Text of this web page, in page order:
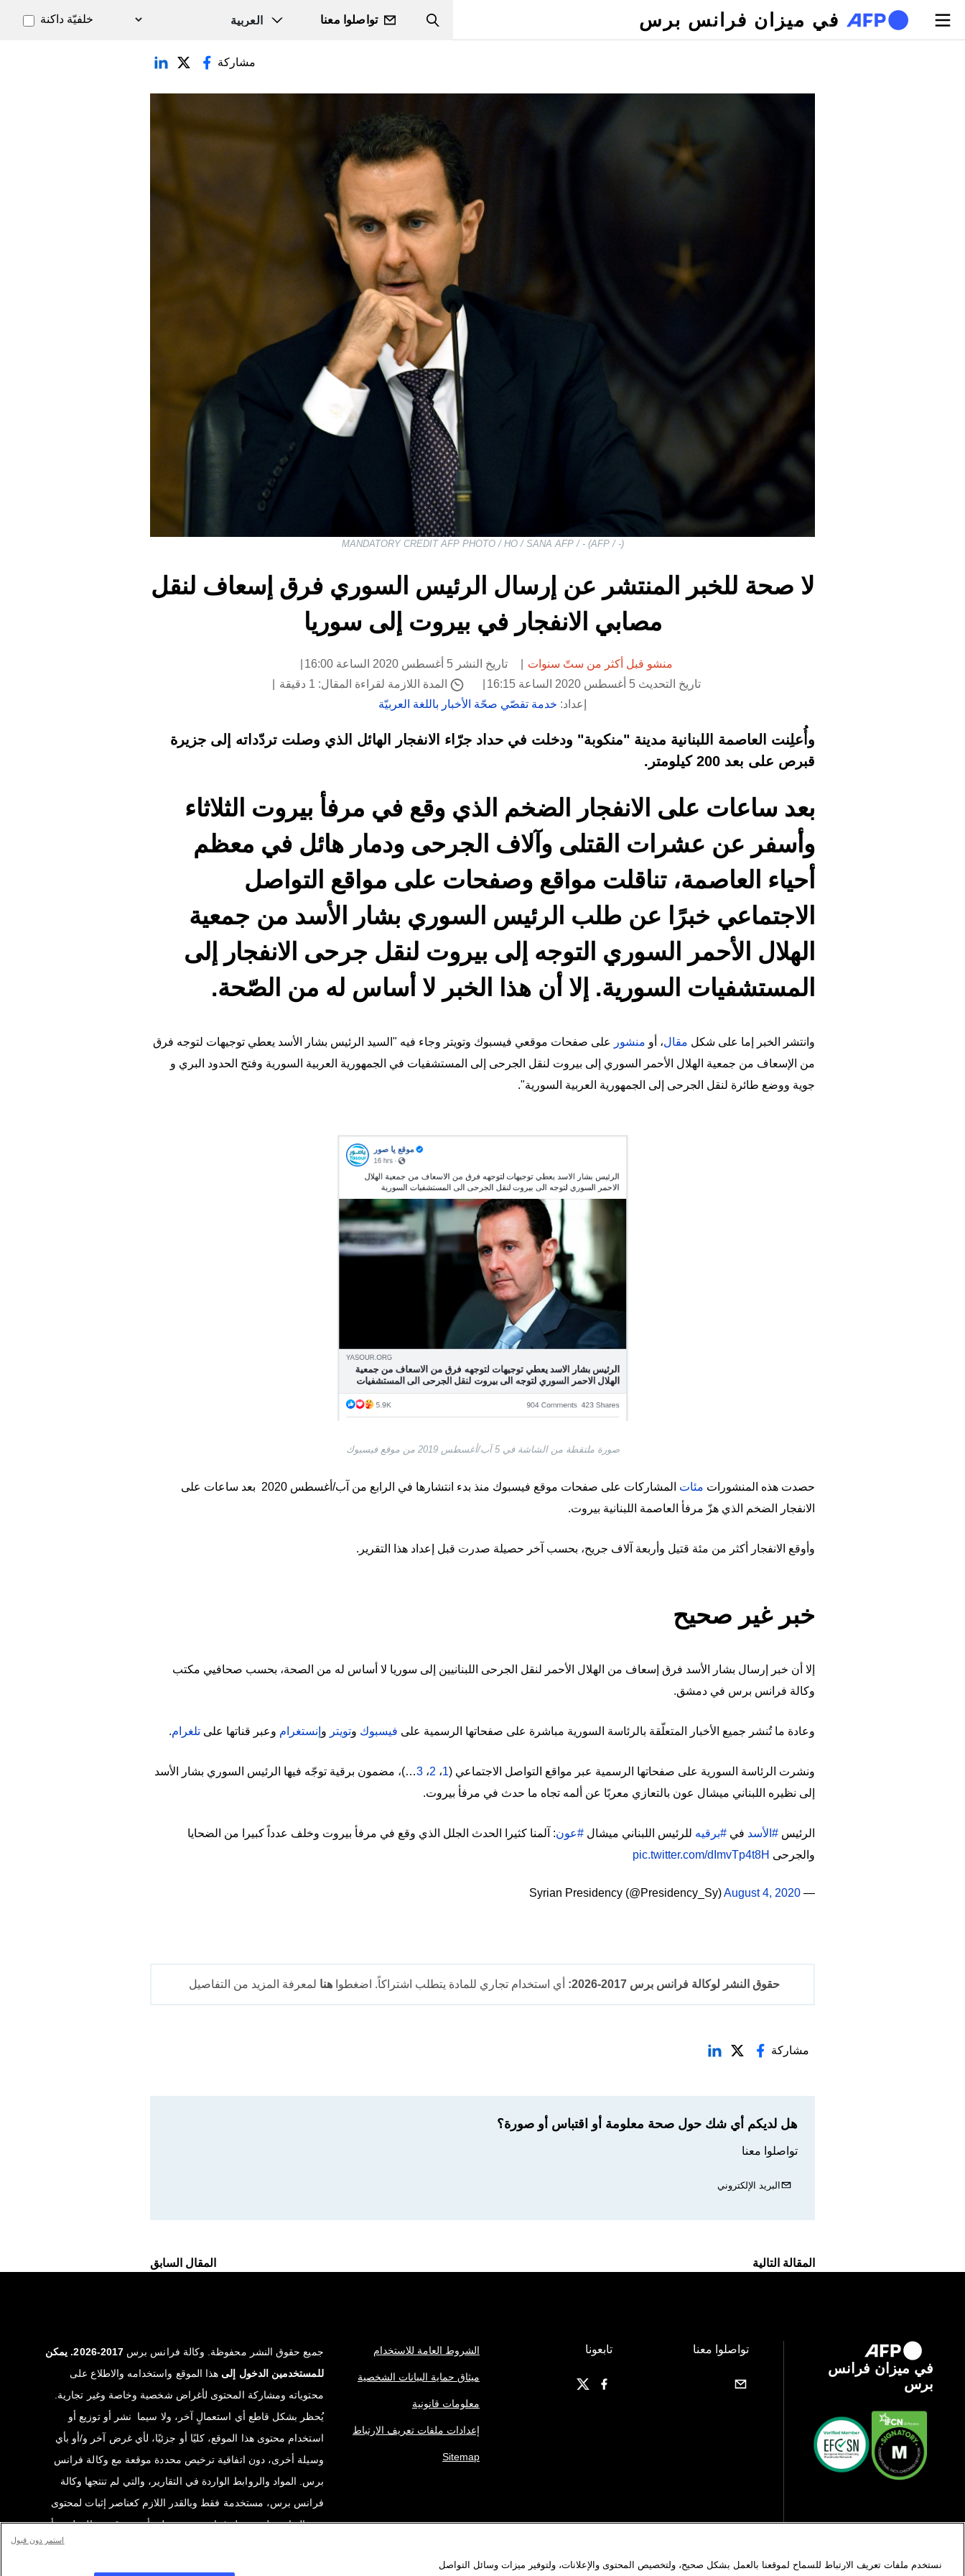
تجاوز إلى المحتوى الرئيسي
في ميزان فرانس برس Search
تواصلوا معنا خلفيّة داكنة
التبويبات الأساسية مشاركة
MANDATORY CREDIT AFP PHOTO / HO / SANA AFP / - (AFP / -)
لا صحة للخبر المنتشر عن إرسال الرئيس السوري فرق إسعاف لنقل
مصابي الانفجار في بيروت إلى سوريا
منشو قبل أكثر من ستّ سنوات
تاريخ النشر 5 أغسطس 2020 الساعة 16:00
تاريخ التحديث 5 أغسطس 2020 الساعة 16:15
المدة اللازمة لقراءة المقال: 1 دقيقة
إعداد: خدمة تقصّي صحّة الأخبار باللغة العربيّة
وأُعلِنت العاصمة اللبنانية مدينة "منكوبة" ودخلت في حداد جرّاء الانفجار الهائل الذي وصلت تردّداته إلى جزيرة
قبرص على بعد 200 كيلومتر.
بعد ساعات على الانفجار الضخم الذي وقع في مرفأ بيروت الثلاثاء
وأسفر عن عشرات القتلى وآلاف الجرحى ودمار هائل في معظم
أحياء العاصمة، تناقلت مواقع وصفحات على مواقع التواصل
الاجتماعي خبرًا عن طلب الرئيس السوري بشار الأسد من جمعية
الهلال الأحمر السوري التوجه إلى بيروت لنقل جرحى الانفجار إلى
المستشفيات السورية. إلا أن هذا الخبر لا أساس له من الصّحة.
وانتشر الخبر إما على شكل مقال، أو منشور
على صفحات موقعي فيسبوك وتويتر وجاء فيه "السيد الرئيس بشار الأسد يعطي توجيهات لتوجه فرق
من الإسعاف من جمعية الهلال الأحمر السوري إلى بيروت لنقل الجرحى إلى المستشفيات في الجمهورية العربية السورية وفتح الحدود البري و
جوية ووضع طائرة لنقل الجرحى إلى الجمهورية العربية السورية".
صورة ملتقطة من الشاشة في 5 آب/أغسطس 2019 من موقع فيسبوك
حصدت هذه المنشورات مئات
المشاركات على صفحات موقع فيسبوك منذ بدء انتشارها في الرابع من آب/أغسطس 2020 بعد ساعات على
الانفجار الضخم الذي هزّ مرفأ العاصمة اللبنانية بيروت.
وأوقع الانفجار أكثر من مئة قتيل وأربعة آلاف جريح، بحسب آخر حصيلة صدرت قبل إعداد هذا التقرير.
خبر غير صحيح
إلا أن خبر إرسال بشار الأسد فرق إسعاف من الهلال الأحمر لنقل الجرحى اللبنانيين إلى سوريا لا أساس له من الصحة، بحسب صحافيي مكتب
وكالة فرانس برس في دمشق.
وعادة ما تُنشر جميع الأخبار المتعلّقة بالرئاسة السورية مباشرة على صفحاتها الرسمية على فيسبوك وتويتر و إنستغرام وعبر قناتها على تلغرام.
ونشرت الرئاسة السورية على صفحاتها الرسمية عبر مواقع التواصل الاجتماعي (1، 2، 3…)، مضمون برقية توجّه فيها الرئيس السوري بشار الأسد
إلى نظيره اللبناني ميشال عون بالتعازي معربًا عن ألمه تجاه ما حدث في مرفأ بيروت.
الرئيس #الأسد في #برقيه للرئيس اللبناني ميشال #عون: آلمنا كثيرا الحدث الجلل الذي وقع في مرفأ بيروت وخلف عدداً كبيرا من الضحايا
والجرحى pic.twitter.com/dImvTp4t8H
— Syrian Presidency (@Presidency_Sy)
August 4, 2020
حقوق النشر لوكالة فرانس برس 2017-2026: أي استخدام تجاري للمادة يتطلب اشتراكاً. اضغطواهنا لمعرفة المزيد من التفاصيل
مشاركة
هل لديكم أي شك حول صحة معلومة أو اقتباس أو صورة؟
تواصلوا معنا
البريد الإلكتروني
المقالة التالية المقال السابق
في ميزان فرانس
برس
تواصلوا معنا تابعونا الشروط العامة للاستخدام
ميثاق حماية البيانات الشخصية
معلومات قانونية
إعدادات ملفات تعريف الارتباط
Sitemap
جميع حقوق النشر محفوظة. وكالة فرانس برس
2017-2026. يمكن
للمستخدمين الدخول إلى هذا الموقع واستخدامه والاطلاع على
محتوياته ومشاركة المحتوى لأغراض شخصية وخاصة وغير تجارية.
يُحظر بشكل قاطع أي استعمالٍ آخر، ولا سيما نشر أو توزيع أو
استخدام محتوى هذا الموقع، كليًا أو جزئيًا، لأي غرض آخر و/أو بأي
وسيلة أخرى، دون اتفاقية ترخيص محددة موقعة مع وكالة فرانس
برس. المواد والروابط الواردة في التقارير، والتي لم تنتجها وكالة
فرانس برس، مستخدمة فقط وبالقدر اللازم كعناصر إثبات لمحتوى
هذه التقارير. لم تحصل فرانس برس على أي حقوق من المؤلفين أو
مالكي حقوق النشر لهذا المحتوى ولا تتحمّل أي مسؤوليّة في هذا
نستخدم ملفات تعريف الارتباط للسماح لموقعنا بالعمل بشكل صحيح، ولتخصيص المحتوى والإعلانات، ولتوفير ميزات وسائل التواصل
استمر دون قبول